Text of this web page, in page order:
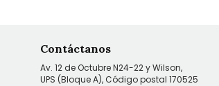
Contáctanos
Av. 12 de Octubre N24-22 y Wilson,
UPS (Bloque A), Código postal 170525